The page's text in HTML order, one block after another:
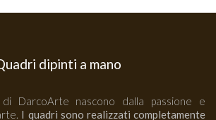
dipinti a mano
di DarcoArte nascono dalla passione e
I quadri sono realizzati completamente